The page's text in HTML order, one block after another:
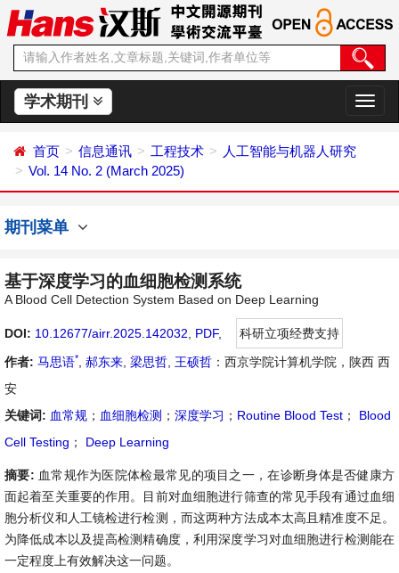
学术期刊
切
换
首页 信息通讯 工程技术
人工智能与机器人研究
Vol. 14 No. 2 (March 2025)
期刊菜单
基于深度学习的血细胞检测系统
A Blood Cell Detection System Based on Deep Learning
DOI: 10.12677/airr.2025.142032 PDF,
科研立项经费支持
作者: 马思语* 郝东来 梁思哲 王硕哲 ：西京学院计算机学院，陕西 西
安
关键词: 血常规 ； 血细胞检测 ； 深度学习 ； Routine Blood Test ；
Blood
Cell Testing ； Deep Learning
摘要: 血常规作为医院体检最常见的项目之一，在诊断身体是否健康方
面起着至关重要的作用。目前对血细胞进行筛查的常见手段有通过血细
胞分析仪和人工镜检进行检测，而这两种方法成本太高且精准度不足。
为降低成本以及提高检测精确度，利用深度学习对血细胞进行检测能在
一定程度上有效解决这一问题。